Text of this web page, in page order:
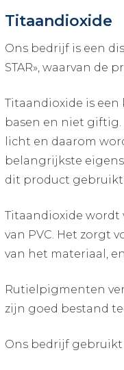
Titaandioxide
Ons bedrijf is een
STAR», waarvan de
Titaandioxide is
basen en niet
licht en daarom
belangrijkste
dit product gebruikt
Titaandioxide wordt
van PVC. Het zorgt
van het materiaal,
Rutielpigmenten
zijn goed bestand
Ons bedrijf